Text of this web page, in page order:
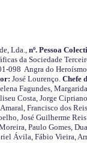
Lda., nº. Pessoa
da Sociedade
098 Angra do
José Lourenço. Chefe
Fagundes,
Costa, Jorge
Francisco dos
José Guilherme
Paulo Gomes,
Ávila, Fábio Vieira,